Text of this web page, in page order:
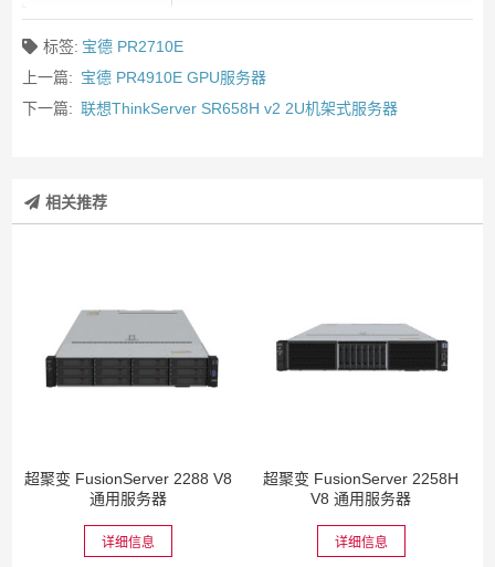
标签: 宝德 PR2710E
上一篇: 宝德 PR4910E GPU服务器
下一篇: 联想ThinkServer SR658H v2 2U机架式服务器
相关推荐
超聚变 FusionServer 2288 V8
通用服务器
详细信息
超聚变 FusionServer 2258H
V8 通用服务器
详细信息